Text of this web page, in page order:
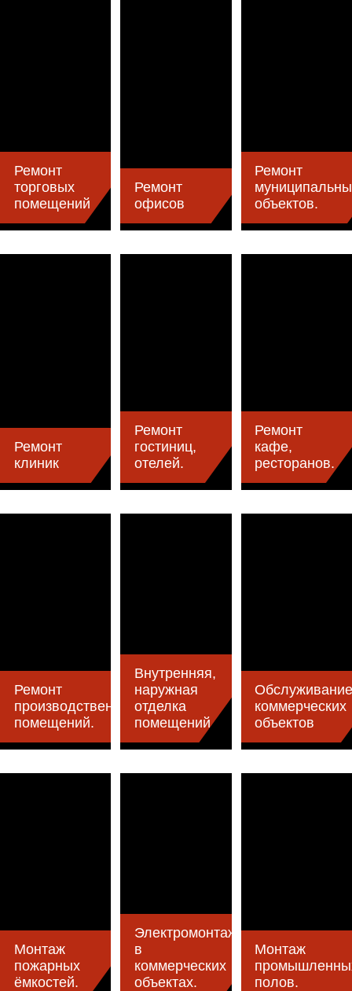
Ремонт
торговых
помещений
Ремонт
офисов
Ремонт
объектов.
Ремонт
клиник
Ремонт
гостиниц,
отелей.
Ремонт
кафе,
ресторанов.
Ремонт
производственных
помещений.
Внутренняя,
наружная
отделка
помещений
коммерческих
объектов
Монтаж
пожарных
ёмкостей.
Электромонтаж
в
коммерческих
объектах.
Монтаж
полов.